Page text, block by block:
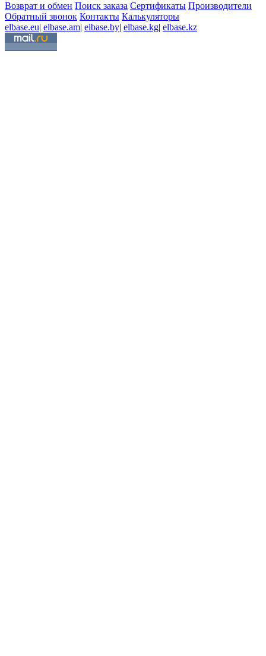
Возврат и обмен Поиск заказа Сертификаты Производители
Обратный звонок Контакты Калькуляторы
elbase.eu| elbase.am| elbase.by| elbase.kg| elbase.kz